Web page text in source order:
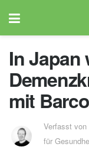
In Japan
mit
Verfasst von
für